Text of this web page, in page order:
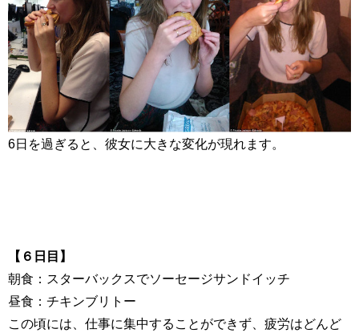
6日を過ぎると、彼女に大きな変化が現れます。
【６日目】
朝食：スターバックスでソーセージサンドイッチ
昼食：チキンブリトー
この頃には、仕事に集中することができず、疲労はどんど